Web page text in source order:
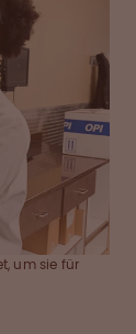
um sie für